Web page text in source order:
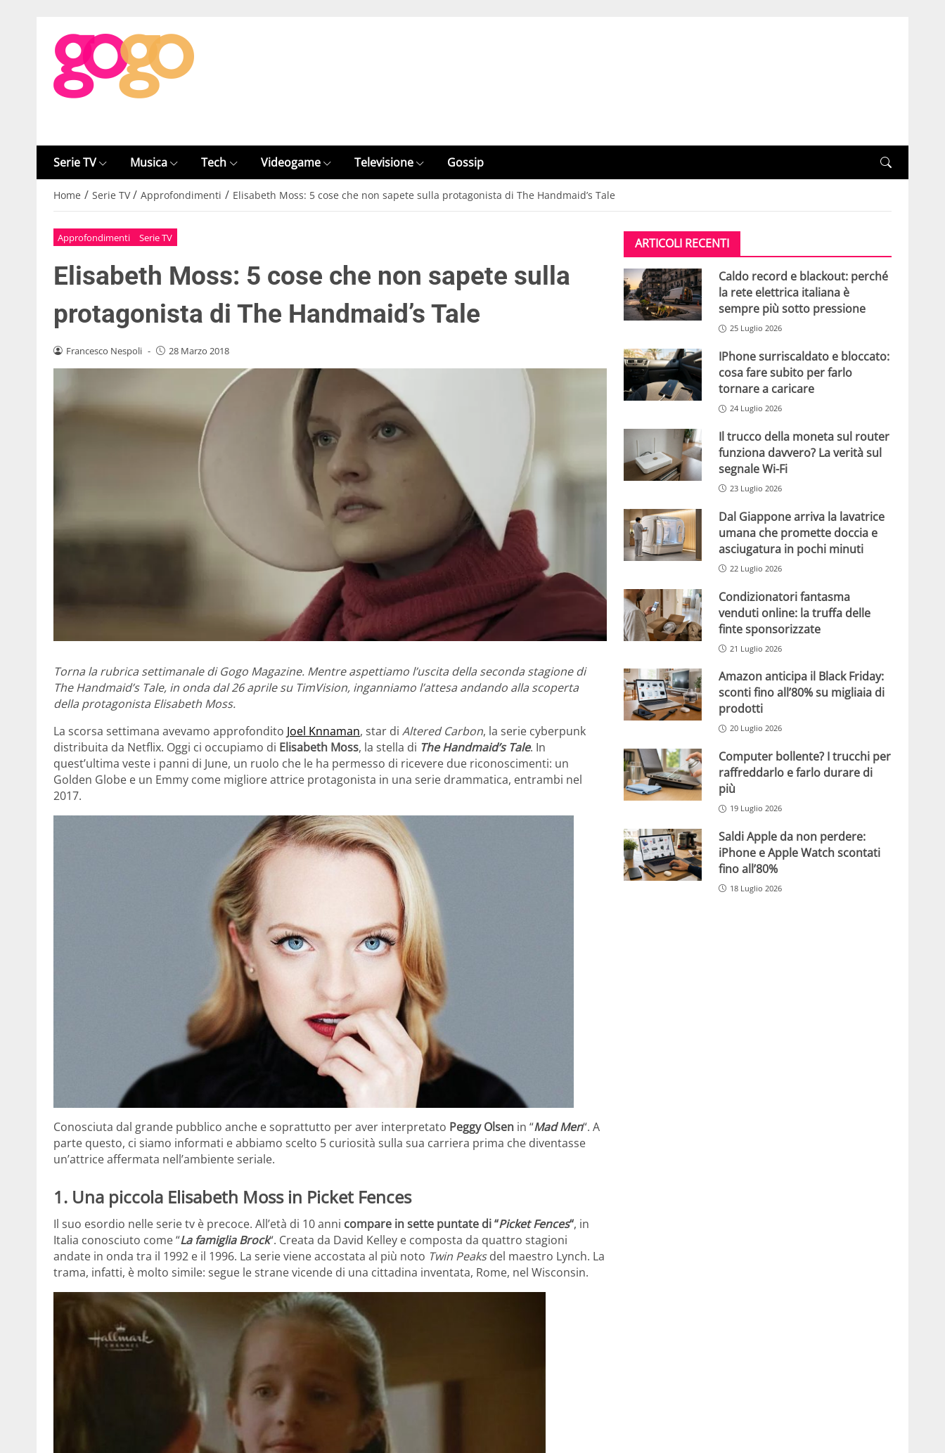
Serie TV Musica Tech Videogame Televisione Gossip
Home / Serie TV / Approfondimenti / Elisabeth Moss: 5 cose che non sapete sulla protagonista di The Handmaid’s Tale
Approfondimenti Serie TV
Elisabeth Moss: 5 cose che non sapete sulla
protagonista di The Handmaid’s Tale
Francesco Nespoli - 28 Marzo 2018
Torna la rubrica settimanale di Gogo Magazine. Mentre aspettiamo l’uscita della seconda stagione di
The Handmaid’s Tale, in onda dal 26 aprile su TimVision, inganniamo l’attesa andando alla scoperta
della protagonista Elisabeth Moss.
La scorsa settimana avevamo approfondito Joel Knnaman, star di Altered Carbon, la serie cyberpunk
distribuita da Netflix. Oggi ci occupiamo di Elisabeth Moss, la stella di The Handmaid’s Tale. In
quest’ultima veste i panni di June, un ruolo che le ha permesso di ricevere due riconoscimenti: un
Golden Globe e un Emmy come migliore attrice protagonista in una serie drammatica, entrambi nel
2017.
Conosciuta dal grande pubblico anche e soprattutto per aver interpretato Peggy Olsen in “Mad Men“. A
parte questo, ci siamo informati e abbiamo scelto 5 curiosità sulla sua carriera prima che diventasse
un’attrice affermata nell’ambiente seriale.
1. Una piccola Elisabeth Moss in Picket Fences
Il suo esordio nelle serie tv è precoce. All’età di 10 anni compare in sette puntate di “Picket Fences“, in
Italia conosciuto come “La famiglia Brock“. Creata da David Kelley e composta da quattro stagioni
andate in onda tra il 1992 e il 1996. La serie viene accostata al più noto Twin Peaksdel maestro Lynch. La
trama, infatti, è molto simile: segue le strane vicende di una cittadina inventata, Rome, nel Wisconsin.
ARTICOLI RECENTI
Caldo record e blackout: perché
la rete elettrica italiana è
sempre più sotto pressione
25 Luglio 2026
IPhone surriscaldato e bloccato:
cosa fare subito per farlo
tornare a caricare
24 Luglio 2026
Il trucco della moneta sul router
funziona davvero? La verità sul
segnale Wi-Fi
23 Luglio 2026
Dal Giappone arriva la lavatrice
umana che promette doccia e
asciugatura in pochi minuti
22 Luglio 2026
Condizionatori fantasma
venduti online: la truffa delle
finte sponsorizzate
21 Luglio 2026
Amazon anticipa il Black Friday:
sconti fino all’80% su migliaia di
prodotti
20 Luglio 2026
Computer bollente? I trucchi per
raffreddarlo e farlo durare di
più
19 Luglio 2026
Saldi Apple da non perdere:
iPhone e Apple Watch scontati
fino all’80%
18 Luglio 2026